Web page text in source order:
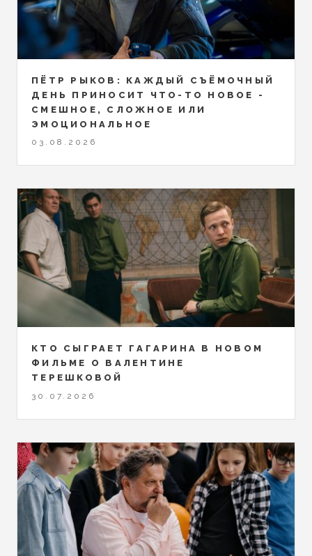
ПЁТР РЫКОВ: КАЖДЫЙ СЪЁМОЧНЫЙ
ДЕНЬ ПРИНОСИТ ЧТО-ТО НОВОЕ -
СМЕШНОЕ, СЛОЖНОЕ ИЛИ
ЭМОЦИОНАЛЬНОЕ
03.08.2026
КТО СЫГРАЕТ ГАГАРИНА В НОВОМ
ФИЛЬМЕ О ВАЛЕНТИНЕ
ТЕРЕШКОВОЙ
30.07.2026